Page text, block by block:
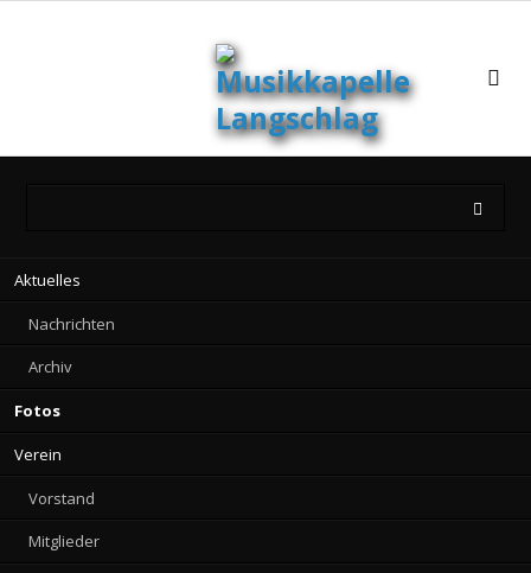
überspringen
Aktuelles
Nachrichten
Archiv
Fotos
Verein
Vorstand
Mitglieder